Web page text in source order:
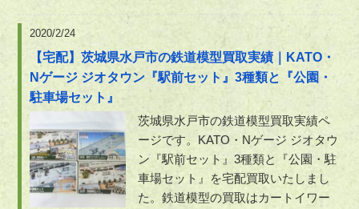
2020/2/24
【宅配】茨城県水戸市の鉄道模型買取実績｜KATO・
Nゲージ ジオタウン『駅前セット』3種類と『公園・
駐車場セット』
茨城県水戸市の鉄道模型買取実績ペ
ージです。KATO・Nゲージ ジオタウ
ン『駅前セット』3種類と『公園・駐
車場セット』を宅配買取いたしまし
た。鉄道模型の買取はカートイワー